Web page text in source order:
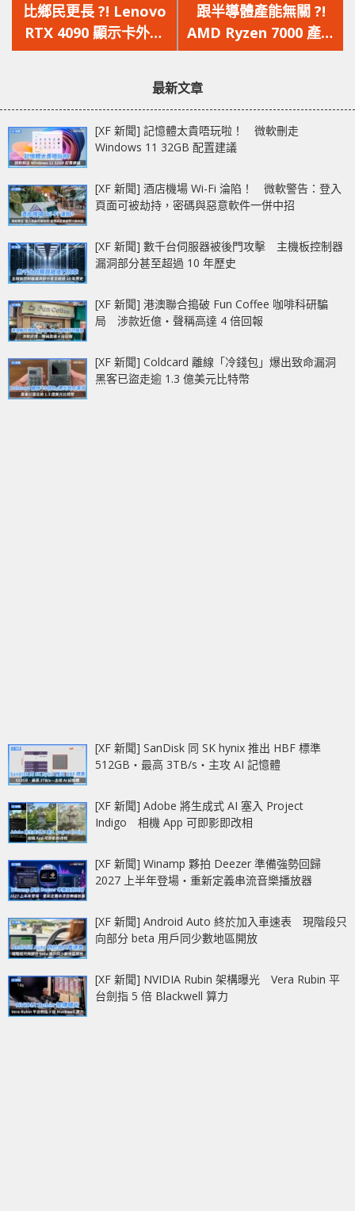
一
篇
文
比鄉民更長 ?! Lenovo
RTX 4090 顯示卡外觀
曝光，卡身長度接近 36
一
篇
文
跟半導體產能無關 ?!
AMD Ryzen 7000 產能
已解決，供應不成問題
最新文章
[XF 新聞] 記憶體太貴唔玩啦！ 微軟刪走
Windows 11 32GB 配置建議
[XF 新聞] 酒店機場 Wi-Fi 淪陷！ 微軟警告：登入
頁面可被劫持，密碼與惡意軟件一併中招
[XF 新聞] 數千台伺服器被後門攻擊 主機板控制器
漏洞部分甚至超過 10 年歷史
[XF 新聞] 港澳聯合搗破 Fun Coffee 咖啡科研騙
局 涉款近億‧聲稱高達 4 倍回報
[XF 新聞] Coldcard 離線「冷錢包」爆出致命漏洞
黑客已盜走逾 1.3 億美元比特幣
[XF 新聞] SanDisk 同 SK hynix 推出 HBF 標準
512GB‧最高 3TB/s‧主攻 AI 記憶體
[XF 新聞] Adobe 將生成式 AI 塞入 Project
Indigo 相機 App 可即影即改相
[XF 新聞] Winamp 夥拍 Deezer 準備強勢回歸
2027 上半年登場‧重新定義串流音樂播放器
[XF 新聞] Android Auto 終於加入車速表 現階段只
向部分 beta 用戶同少數地區開放
[XF 新聞] NVIDIA Rubin 架構曝光 Vera Rubin 平
台劍指 5 倍 Blackwell 算力